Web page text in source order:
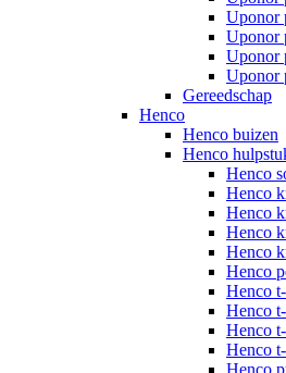
Uponor
Uponor
Uponor
Uponor
Gereedschap
Henco
Henco buizen
Henco
Henco
Henco
Henco
Henco
Henco
Henco
Henco
Henco
Henco
Henco
Henco